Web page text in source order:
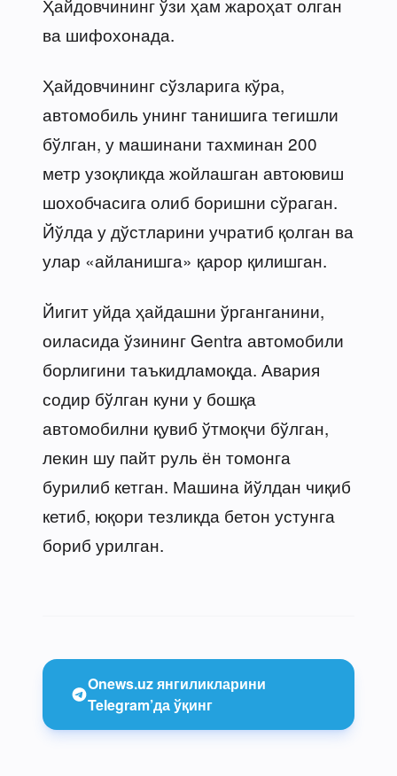
ва шифохонада.
Ҳайдовчининг сўзларига кўра,
автомобиль унинг танишига тегишли
бўлган, у машинани тахминан 200
метр узоқликда жойлашган автоювиш
шохобчасига олиб боришни сўраган.
Йўлда у дўстларини учратиб қолган ва
улар «айланишга» қарор қилишган.
Йигит уйда ҳайдашни ўрганганини,
оиласида ўзининг Gentra автомобили
борлигини таъкидламоқда. Авария
содир бўлган куни у бошқа
автомобилни қувиб ўтмоқчи бўлган,
лекин шу пайт руль ён томонга
бурилиб кетган. Машина йўлдан чиқиб
кетиб, юқори тезликда бетон устунга
бориб урилган.
Onews.uz янгиликларини
Telegram’да ўқинг